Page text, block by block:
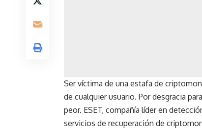
Ser víctima de una estafa de
de cualquier usuario. Por desgracia
peor. ESET, compañía líder en
servicios de recuperación de